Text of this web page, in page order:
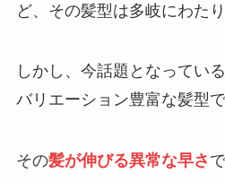
ど、その髪型は多岐にわたり
しかし、今話題となってい
バリエーション豊富な髪型で
その髪が伸びる異常な早さ